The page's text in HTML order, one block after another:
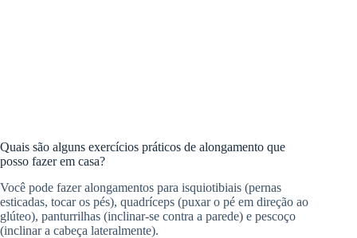
Quais são alguns exercícios práticos de alongamento que
posso fazer em casa?
Você pode fazer alongamentos para isquiotibiais (pernas
esticadas, tocar os pés), quadríceps (puxar o pé em direção ao
glúteo), panturrilhas (inclinar-se contra a parede) e pescoço
(inclinar a cabeça lateralmente).